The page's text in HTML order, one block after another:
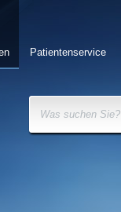
Patientenservice
Was suchen Sie?